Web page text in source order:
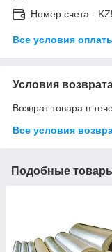
Номер счета -
Все условия
Условия
Возврат товара в
Все условия
Подобные